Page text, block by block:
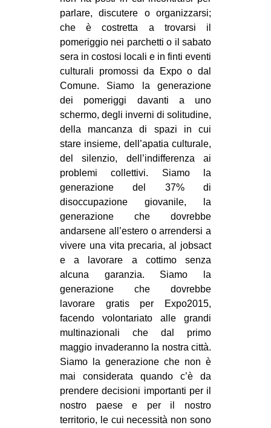
parlare, discutere o organizzarsi;
che è costretta a trovarsi il
pomeriggio nei parchetti o il sabato
sera in costosi locali e in finti eventi
culturali promossi da Expo o dal
Comune. Siamo la generazione
dei pomeriggi davanti a uno
schermo, degli inverni di solitudine,
della mancanza di spazi in cui
stare insieme, dell’apatia culturale,
del silenzio, dell’indifferenza ai
problemi collettivi. Siamo la
generazione del 37% di
disoccupazione giovanile, la
generazione che dovrebbe
andarsene all’estero o arrendersi a
vivere una vita precaria, al jobsact
e a lavorare a cottimo senza
alcuna garanzia. Siamo la
generazione che dovrebbe
lavorare gratis per Expo2015,
facendo volontariato alle grandi
multinazionali che dal primo
maggio invaderanno la nostra città.
Siamo la generazione che non è
mai considerata quando c’è da
prendere decisioni importanti per il
nostro paese e per il nostro
territorio, le cui necessità non sono